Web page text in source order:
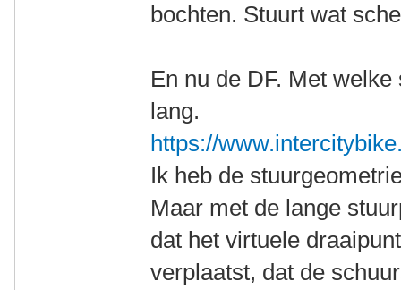
bochten. Stuurt wat
En nu de DF. Met
lang.
https://
Ik heb de
Maar met de lange
dat het virtuele
verplaatst, dat de